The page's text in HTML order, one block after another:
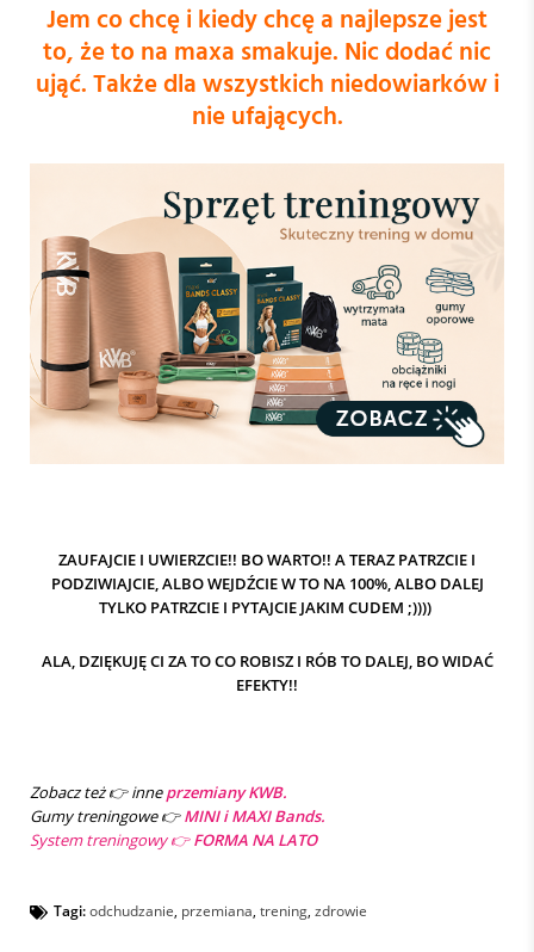
Jem co chcę i kiedy chcę a najlepsze jest
to, że to na maxa smakuje. Nic dodać nic
ująć. Także dla wszystkich niedowiarków i
nie ufających.
ZAUFAJCIE I UWIERZCIE!! BO WARTO!! A TERAZ PATRZCIE I
PODZIWIAJCIE, ALBO WEJDŹCIE W TO NA 100%, ALBO DALEJ
TYLKO PATRZCIE I PYTAJCIE JAKIM CUDEM ;))))
ALA, DZIĘKUJĘ CI ZA TO CO ROBISZ I RÓB TO DALEJ, BO WIDAĆ
EFEKTY!!
Zobacz też 👉inneprzemiany KWB.
Gumy treningowe 👉MINI i MAXI Bands.
System treningowy 👉FORMA NA LATO
Tagi:odchudzanie przemiana trening zdrowie